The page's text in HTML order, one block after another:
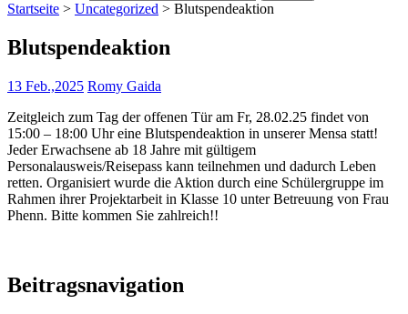
Startseite > Uncategorized > Blutspendeaktion
Blutspendeaktion
13 Feb.,2025 Romy Gaida
Zeitgleich zum Tag der offenen Tür am Fr, 28.02.25 findet von
15:00 – 18:00 Uhr eine Blutspendeaktion in unserer Mensa statt!
Jeder Erwachsene ab 18 Jahre mit gültigem
Personalausweis/Reisepass kann teilnehmen und dadurch Leben
retten. Organisiert wurde die Aktion durch eine Schülergruppe im
Rahmen ihrer Projektarbeit in Klasse 10 unter Betreuung von Frau
Phenn. Bitte kommen Sie zahlreich!!
Beitragsnavigation